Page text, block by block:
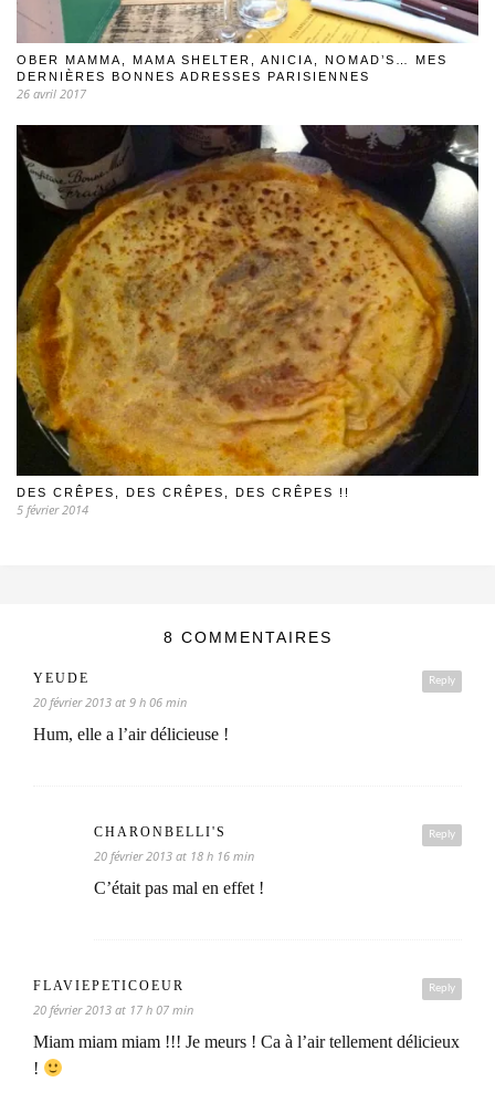
OBER MAMMA, MAMA SHELTER, ANICIA, NOMAD’S… MES
DERNIÈRES BONNES ADRESSES PARISIENNES
26 avril 2017
DES CRÊPES, DES CRÊPES, DES CRÊPES !!
5 février 2014
8 COMMENTAIRES
Reply
YEUDE
20 février 2013 at 9 h 06 min
Hum, elle a l’air délicieuse !
Reply
CHARONBELLI'S
20 février 2013 at 18 h 16 min
C’était pas mal en effet !
Reply
FLAVIEPETICOEUR
20 février 2013 at 17 h 07 min
Miam miam miam !!! Je meurs ! Ca à l’air tellement délicieux
!